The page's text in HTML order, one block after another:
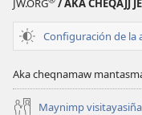
JW.ORG / AKA CHEQAJJ
Configuración de la
Aka cheqnamaw
Maynimp